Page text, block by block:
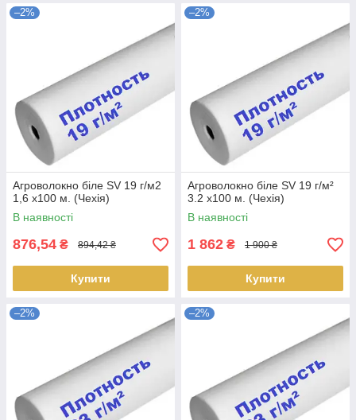
–2%
Агроволокно біле SV 19 г/м2
1,6 х100 м. (Чехія)
В наявності
876,54 ₴ 894,42 ₴
Купити
–2%
Агроволокно біле SV 19 г/м²
3.2 х100 м. (Чехія)
В наявності
1 862 ₴ 1 900 ₴
Купити
–2% –2%